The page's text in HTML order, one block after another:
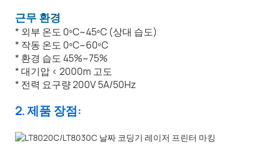
근무 환경
* 외부 온도 0ºC~45ºC (상대 습도)
* 작동 온도 0ºC~60ºC
* 환경 습도 45%~75%
* 대기압 < 2000m 고도
* 전력 요구량 200V 5A/50Hz
2. 제품 장점: